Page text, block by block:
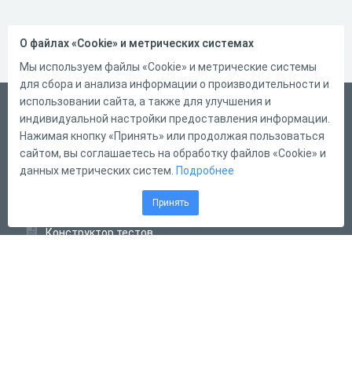
Русский
Справка
Форма обратной связи
Конструктор тестов
О файлах «Cookie» и метрических системах
Мы используем файлы «Cookie» и метрические системы
для сбора и анализа информации о производительности и
использовании сайта, а также для улучшения и
индивидуальной настройки предоставления информации.
Нажимая кнопку «Принять» или продолжая пользоваться
сайтом, вы соглашаетесь на обработку файлов «Cookie» и
данных метрических систем. Подробнее
Принять